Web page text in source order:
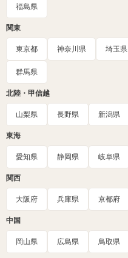
福島県
関東
東京都 神奈川県 埼玉県
群馬県
北陸・甲信越
山梨県 長野県 新潟県
東海
愛知県 静岡県 岐阜県
関西
大阪府 兵庫県 京都府
中国
岡山県 広島県 鳥取県